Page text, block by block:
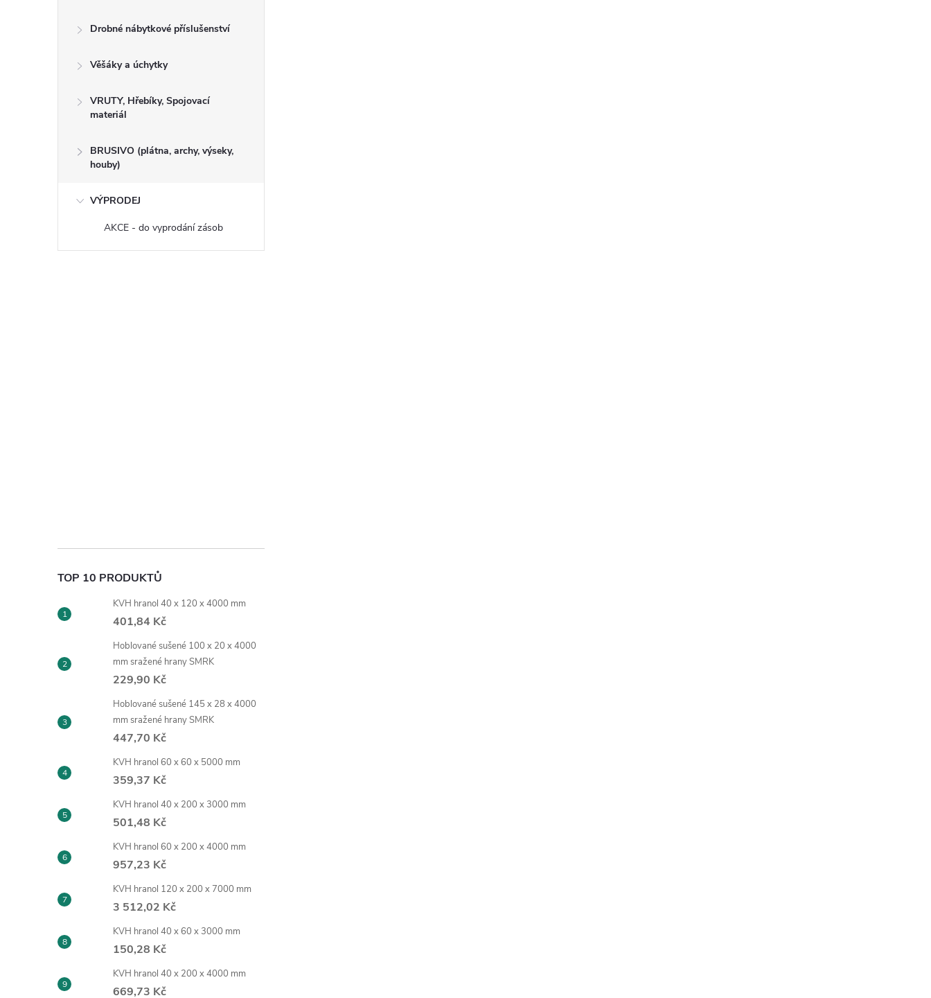
Drobné nábytkové příslušenství
Věšáky a úchytky
VRUTY, Hřebíky, Spojovací
materiál
BRUSIVO (plátna, archy, výseky,
houby)
VÝPRODEJ
AKCE - do vyprodání zásob
TOP 10 PRODUKTŮ
KVH hranol 40 x 120 x 4000 mm
401,84 Kč
Hoblované sušené 100 x 20 x 4000
mm sražené hrany SMRK
229,90 Kč
Hoblované sušené 145 x 28 x 4000
mm sražené hrany SMRK
447,70 Kč
KVH hranol 60 x 60 x 5000 mm
359,37 Kč
KVH hranol 40 x 200 x 3000 mm
501,48 Kč
KVH hranol 60 x 200 x 4000 mm
957,23 Kč
KVH hranol 120 x 200 x 7000 mm
3 512,02 Kč
KVH hranol 40 x 60 x 3000 mm
150,28 Kč
KVH hranol 40 x 200 x 4000 mm
669,73 Kč